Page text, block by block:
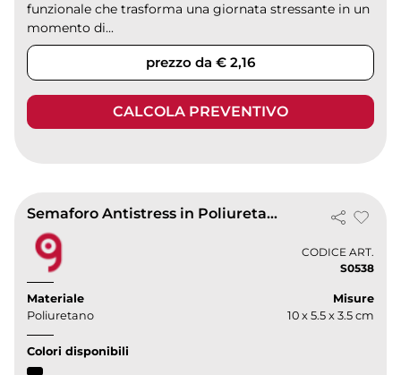
funzionale che trasforma una giornata stressante in un
momento di...
prezzo da € 2,16
CALCOLA PREVENTIVO
Semaforo Antistress in Poliuretano Verde-Giallo-Rosso
CODICE ART.
S0538
Materiale
Poliuretano
Misure
10 x 5.5 x 3.5 cm
Colori disponibili